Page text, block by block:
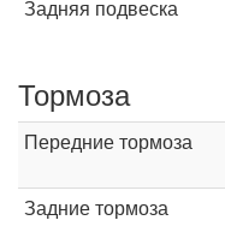
Задняя подвеска
Тормоза
Передние тормоза
Задние тормоза